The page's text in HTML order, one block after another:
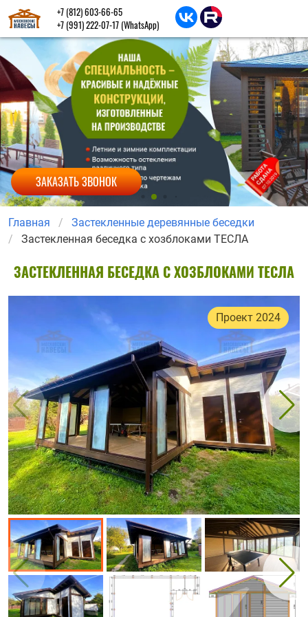
ЗАКАЗАТЬ ЗВОНОК
+7 (812) 603-66-65
+7 (991) 222-07-17 (WhatsApp)
Главная
Застекленные деревянные беседки
Застекленная беседка с хозблоками ТЕСЛА
ЗАСТЕКЛЕННАЯ БЕСЕДКА С ХОЗБЛОКАМИ ТЕСЛА
Проект 2024